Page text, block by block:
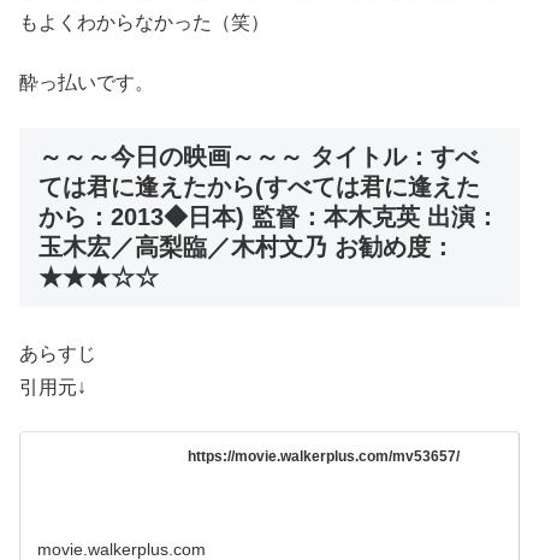
もよくわからなかった（笑）
酔っ払いです。
～～～今日の映画～～～ タイトル：すべ
ては君に逢えたから(すべては君に逢えた
から：2013◆日本) 監督：本木克英 出演：
玉木宏／高梨臨／木村文乃 お勧め度：
★★★☆☆
あらすじ
引用元↓
https://movie.walkerplus.com/mv53657/
movie.walkerplus.com